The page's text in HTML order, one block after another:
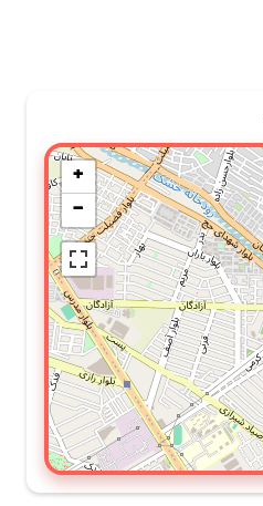
+
−